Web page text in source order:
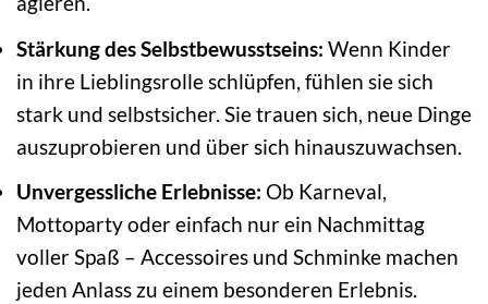
Stärkung des Selbstbewusstseins: Wenn Kinder
in ihre Lieblingsrolle schlüpfen, fühlen sie sich
stark und selbstsicher. Sie trauen sich, neue Dinge
auszuprobieren und über sich hinauszuwachsen.
Unvergessliche Erlebnisse: Ob Karneval,
Mottoparty oder einfach nur ein Nachmittag
voller Spaß – Accessoires und Schminke machen
jeden Anlass zu einem besonderen Erlebnis.